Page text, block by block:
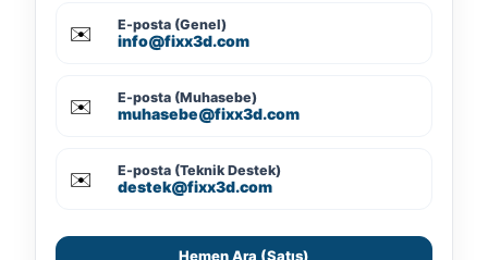
✉️ E-posta (Genel)
info@fixx3d.com
✉️ E-posta (Muhasebe)
muhasebe@fixx3d.com
✉️ E-posta (Teknik Destek)
destek@fixx3d.com
Hemen Ara (Satış)